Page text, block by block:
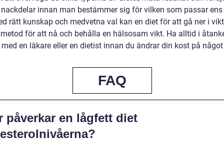
innan man bestämmer sig för vilken som passar
rätt kunskap och medvetna val kan en diet för att gå ner i
för att nå och behålla en hälsosam vikt. Ha alltid i
en läkare eller en dietist innan du ändrar din kost på
FAQ
påverkar en lågfett diet